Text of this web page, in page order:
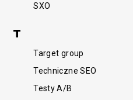
SXO
T
Target group
Techniczne SEO
Testy A/B